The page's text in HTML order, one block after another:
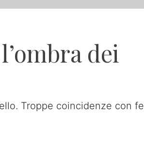
dei
Troppe coincidenze con